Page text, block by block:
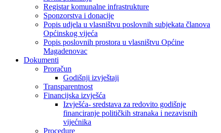
Registar komunalne infrastrukture
Sponzorstva i donacije
Popis udjela u vlasništvu poslovnih subjekata članova
Općinskog vijeća
Popis poslovnih prostora u vlasništvu Općine
Magadenovac
Dokumenti
Proračun
Godišnji izvještaji
Transparentnost
Financijska izvješća
Izvješća- sredstava za redovito godišnje
financiranje političkih stranaka i nezavisnih
vijećnika
Procedure